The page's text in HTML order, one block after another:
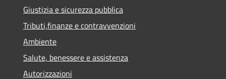
Giustizia e sicurezza pubblica
Tributi,finanze e contravvenzioni
Ambiente
Salute, benessere e assistenza
Autorizzazioni